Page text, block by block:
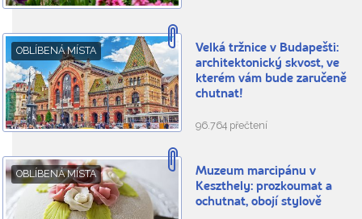
OBLÍBENÁ MÍSTA
Velká tržnice v Budapešti:
architektonický skvost, ve
kterém vám bude zaručeně
chutnat!
96.764 přečtení
OBLÍBENÁ MÍSTA
Muzeum marcipánu v
Keszthely: prozkoumat a
ochutnat, obojí stylově